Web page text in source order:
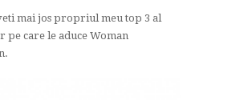
mai jos propriul meu top 3 al
pe care le aduce Woman